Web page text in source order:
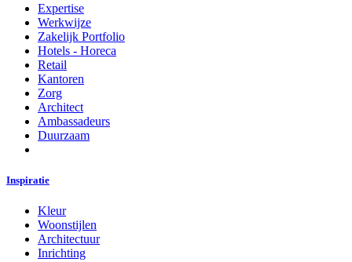
Expertise
Werkwijze
Zakelijk Portfolio
Hotels - Horeca
Retail
Kantoren
Zorg
Architect
Ambassadeurs
Duurzaam
Inspiratie
Kleur
Woonstijlen
Architectuur
Inrichting